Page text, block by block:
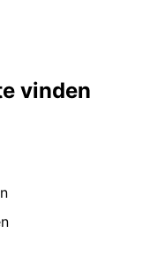
vinden